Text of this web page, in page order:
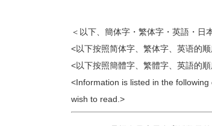
ダイヤモンドシェイプコレクシ
ペールブラウンゴールド
コンセプトシリーズ
オリジンビリーフ
フラワリー
＜以下、簡体字・繁体字・英語・日
<以下按照简体字、繁体字、英语的
<以下按照簡體字、繁體字、英語的
<Information is listed in the
wish to read.>